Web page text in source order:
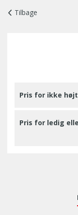
Tilbage
Pris for ikke
Pris for ledig